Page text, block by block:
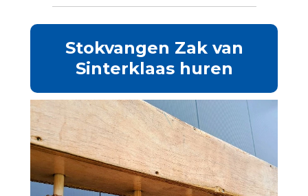
Stokvangen Zak van
Sinterklaas huren